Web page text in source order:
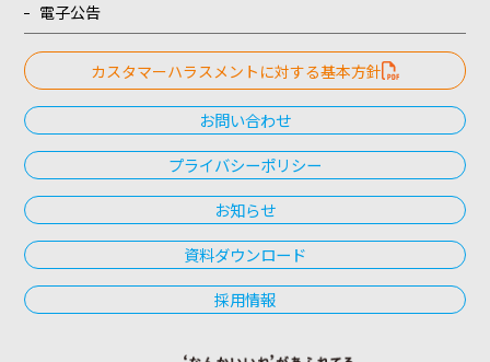
お問い合わせ
プライバシーポリシー
お知らせ
資料ダウンロード
採用情報
電子公告
カスタマーハラスメントに対する基本方針